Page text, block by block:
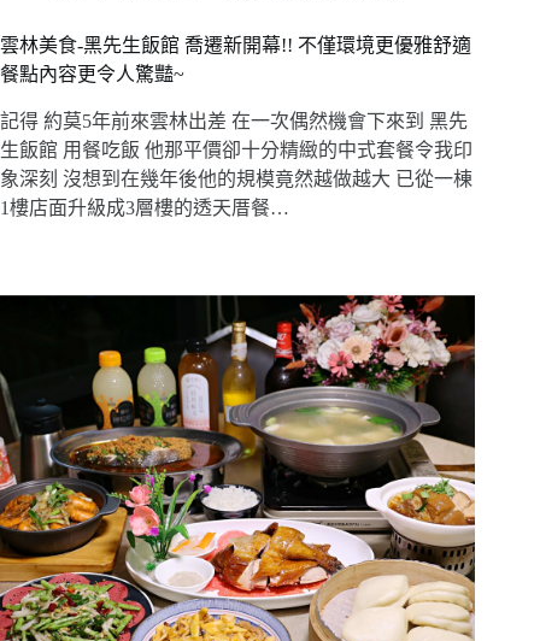
雲林美食-黑先生飯館 喬遷新開幕!! 不僅環境更優雅舒適
餐點內容更令人驚豔~
記得 約莫5年前來雲林出差 在一次偶然機會下來到 黑先
生飯館 用餐吃飯 他那平價卻十分精緻的中式套餐令我印
象深刻 沒想到在幾年後他的規模竟然越做越大 已從一棟
1樓店面升級成3層樓的透天厝餐…